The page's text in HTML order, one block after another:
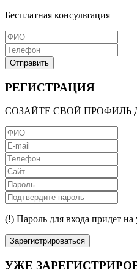
Бесплатная консультация
Отправить
РЕГИСТРАЦИЯ
СОЗАЙТЕ СВОЙ
(!) Пароль для входа придет
Зарегистрироваться
УЖЕ